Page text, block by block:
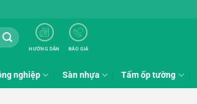
HƯỚNG DẪN BÁO GIÁ
nghiệp Sàn nhựa Tấm ốp tường